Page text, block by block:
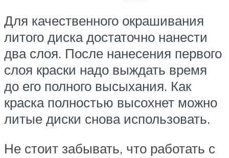
Для качественного окрашивания
литого диска достаточно нанести
два слоя. После нанесения первого
слоя краски надо выждать время
до его полного высыхания. Как
краска полностью высохнет можно
литые диски снова использовать.
Не стоит забывать, что работать с